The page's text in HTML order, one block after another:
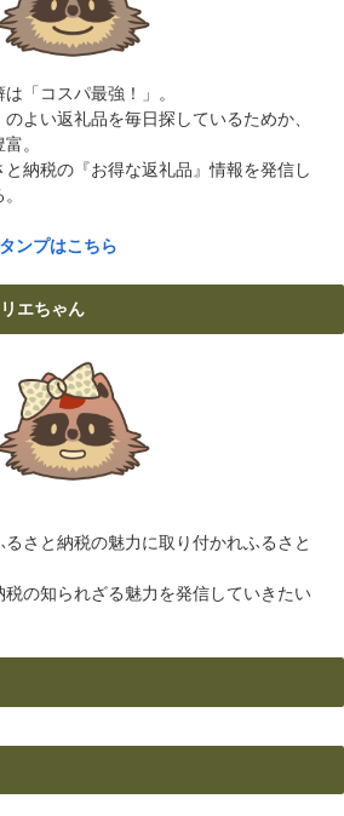
「コスパ最強！」。
のよい返礼品を毎日探しているためか、
。
納税の『お得な返礼品』情報を発信し
ンプはこちら
エちゃん
さと納税の魅力に取り付かれふるさと
の知られざる魅力を発信していきたい